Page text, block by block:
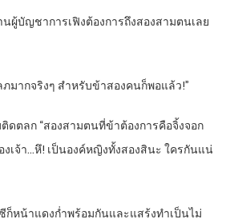
ผู้บัญชาการเฟิงต้องการถึงสองสามตนเลย
ภมากจริงๆ สำหรับข้าสองคนก็พอแล้ว!”
ติดตลก “สองสามตนที่ข้าต้องการคือจิ้งจอก
เจ้า…หึ! เป็นองค์หญิงทั้งสองสินะ ใครกันแน่
หน้าแดงก่ำพร้อมกันและแสร้งทำเป็นไม่